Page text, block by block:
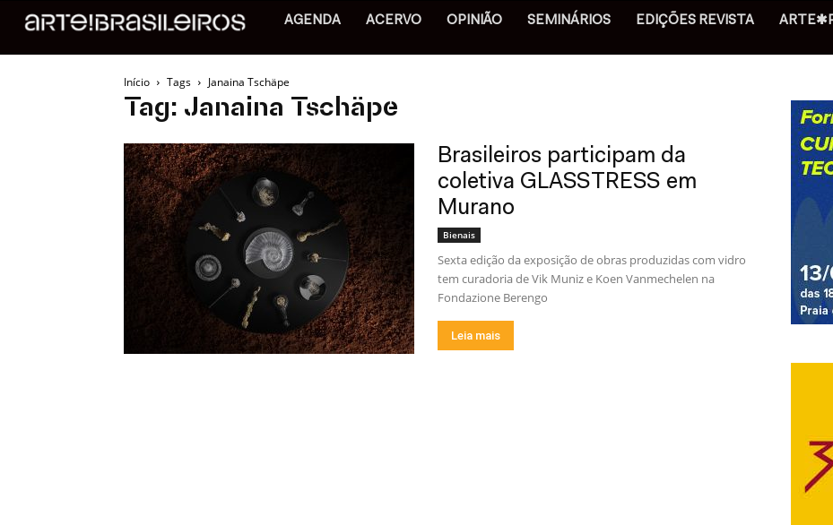
AGENDA ACERVO OPINIÃO SEMINÁRIOS EDIÇÕES REVISTA
Início Tags Janaina Tschäpe
Tag: Janaina Tschäpe
Brasileiros participam da
coletiva GLASSTRESS em
Murano
Bienais
Sexta edição da exposição de obras produzidas com vidro
tem curadoria de Vik Muniz e Koen Vanmechelen na
Fondazione Berengo
Leia mais